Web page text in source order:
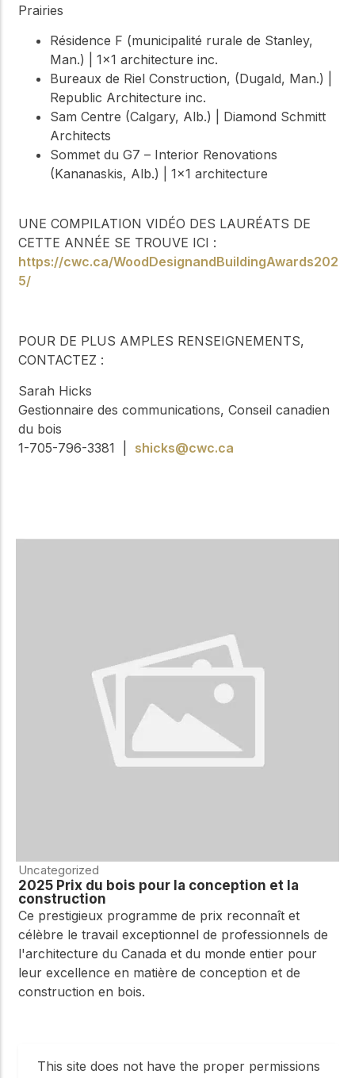
Prairies
Résidence F (municipalité rurale de Stanley,
Man.) | 1x1 architecture inc.
Bureaux de Riel Construction, (Dugald, Man.) |
Republic Architecture inc.
Sam Centre (Calgary, Alb.) | Diamond Schmitt
Architects
Sommet du G7 – Interior Renovations
(Kananaskis, Alb.) | 1x1 architecture
UNE COMPILATION VIDÉO DES LAURÉATS DE
CETTE ANNÉE SE TROUVE ICI :
https://cwc.ca/WoodDesignandBuildingAwards202
5/
POUR DE PLUS AMPLES RENSEIGNEMENTS,
CONTACTEZ :
Sarah Hicks
Gestionnaire des communications, Conseil canadien
du bois
1-705-796-3381 | shicks@cwc.ca
Uncategorized
2025 Prix du bois pour la conception et la
construction
Ce prestigieux programme de prix reconnaît et
célèbre le travail exceptionnel de professionnels de
l'architecture du Canada et du monde entier pour
leur excellence en matière de conception et de
construction en bois.
This site does not have the proper permissions